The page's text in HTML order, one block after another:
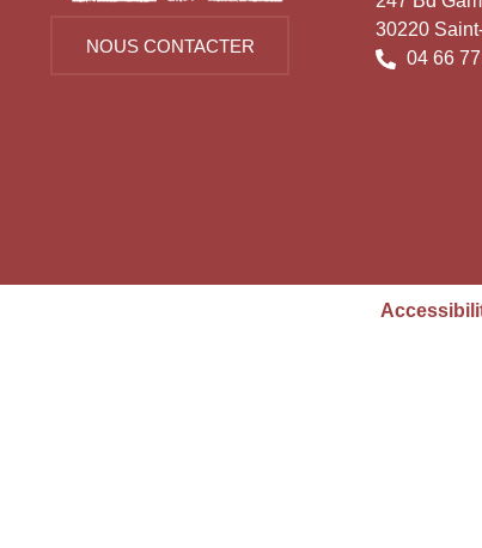
NOUS CONTACTER
30220
04 66